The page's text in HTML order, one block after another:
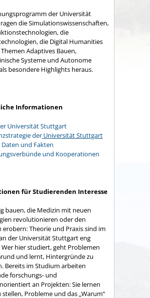
der Universität
die Simulationswissenschaften,
die
die Digital Humanities
Adaptives Bauen,
Systeme und Autonome
besondere Highlights heraus.
Informationen
Universität Stuttgart
der Universität Stuttgart
Daten und Fakten
und Kooperationen
für Studierenden Interesse
bauen, die Medizin mit neuen
revolutionieren oder den
erobern: Theorie und Praxis sind im
der Universität Stuttgart eng
hier studiert, geht Problemen
und lernt, Hintergründe zu
Bereits im Studium arbeiten
forschungs- und
an Projekten: Sie lernen
stellen, Probleme und das „Warum“